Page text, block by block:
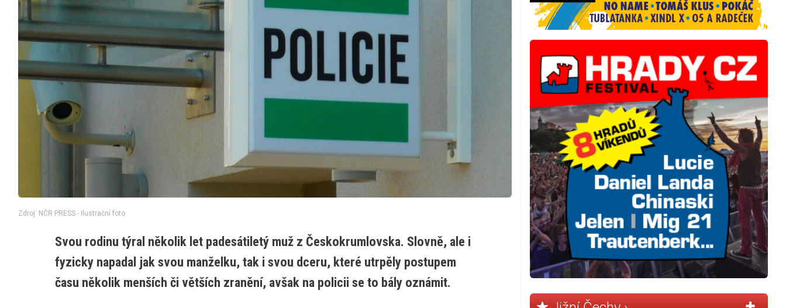
Zdroj: NČR PRESS - Ilustrační foto
Svou rodinu týral několik let padesátiletý muž z Českokrumlovska. Slovně, ale i
fyzicky napadal jak svou manželku, tak i svou dceru, které utrpěly postupem
času několik menších či větších zranění, avšak na policii se to bály oznámit.